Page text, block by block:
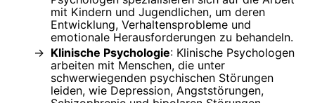
mit Kindern und Jugendlichen, um deren
Entwicklung, Verhaltensprobleme und
emotionale Herausforderungen zu behandeln.
Klinische Psychologie: Klinische Psychologen
arbeiten mit Menschen, die unter
schwerwiegenden psychischen Störungen
leiden, wie Depression, Angststörungen,